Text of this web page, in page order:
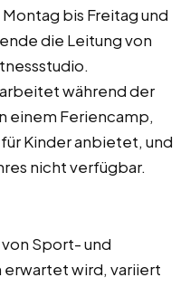
bis Freitag und
die Leitung von
arbeitet während der
einem Feriencamp,
Kinder anbietet, und
nicht verfügbar.
Sport- und
wird, variiert